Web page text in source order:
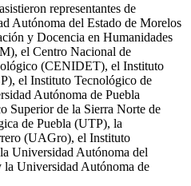
representantes de
Autónoma del Estado de Morelos
y Docencia en Humanidades
el Centro Nacional de
(CENIDET), el Instituto
el Instituto Tecnológico de
Autónoma de Puebla
Superior de la Sierra Norte de
de Puebla (UTP), la
(UAGro), el Instituto
Universidad Autónoma del
Universidad Autónoma de